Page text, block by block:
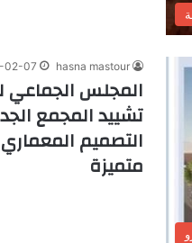
hasna mastour
02-07
المجلس
تشييد المجمع
التصميم
متميزة